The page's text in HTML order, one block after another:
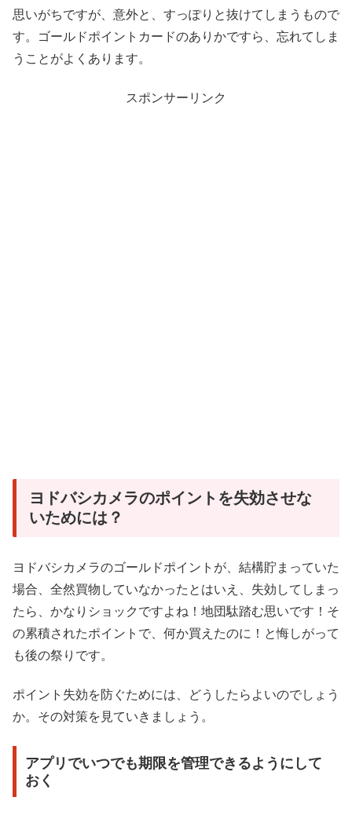
思いがちですが、意外と、すっぽりと抜けてしまうもので
す。ゴールドポイントカードのありかですら、忘れてしま
うことがよくあります。
スポンサーリンク
ヨドバシカメラのポイントを失効させな
いためには？
ヨドバシカメラのゴールドポイントが、結構貯まっていた
場合、全然買物していなかったとはいえ、失効してしまっ
たら、かなりショックですよね！地団駄踏む思いです！そ
の累積されたポイントで、何か買えたのに！と悔しがって
も後の祭りです。
ポイント失効を防ぐためには、どうしたらよいのでしょう
か。その対策を見ていきましょう。
アプリでいつでも期限を管理できるようにして
おく